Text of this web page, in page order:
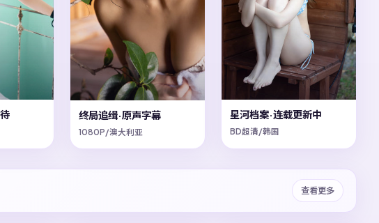
终局追缉·原声字幕
1080P/澳大利亚
星河档案·连载更新中
BD超清/韩国
查看更多